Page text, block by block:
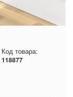
Код товара:
118877